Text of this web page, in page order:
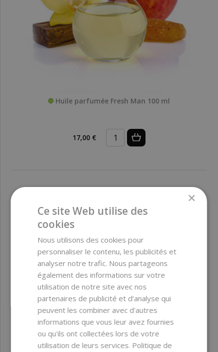
Huile parfumée Fresh Man 100 ml
17,00 €
×
Ce site Web utilise des
cookies
Nous utilisons des cookies pour
personnaliser le contenu, les publicités et
analyser notre trafic. Nous partageons
également des informations sur votre
utilisation de notre site avec nos
partenaires de publicité et d'analyse qui
peuvent les combiner avec d'autres
informations que vous leur avez fournies
ou qu'ils ont collectées lors de votre
utilisation de leurs services. Politique de